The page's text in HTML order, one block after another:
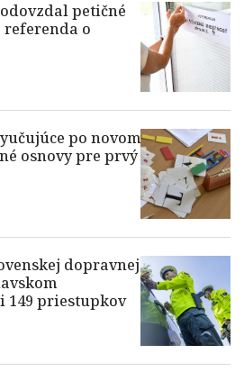
petičné
o
po novom
osnovy pre prvý
dopravnej
149 priestupkov